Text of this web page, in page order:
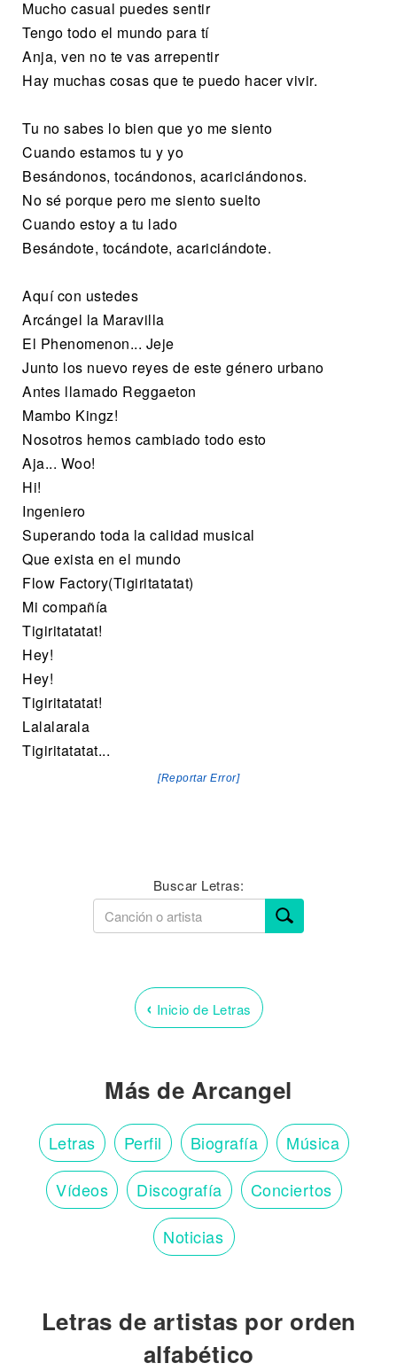
Mucho casual puedes sentir
Tengo todo el mundo para tí
Anja, ven no te vas arrepentir
Hay muchas cosas que te puedo hacer vivir.
Tu no sabes lo bien que yo me siento
Cuando estamos tu y yo
Besándonos, tocándonos, acariciándonos.
No sé porque pero me siento suelto
Cuando estoy a tu lado
Besándote, tocándote, acariciándote.
Aquí con ustedes
Arcángel la Maravilla
El Phenomenon... Jeje
Junto los nuevo reyes de este género urbano
Antes llamado Reggaeton
Mambo Kingz!
Nosotros hemos cambiado todo esto
Aja... Woo!
Hi!
Ingeniero
Superando toda la calidad musical
Que exista en el mundo
Flow Factory(Tigiritatatat)
Mi compañía
Tigiritatatat!
Hey!
Hey!
Tigiritatatat!
Lalalarala
Tigiritatatat...
[Reportar Error]
Buscar Letras:
‹ Inicio de Letras
Más de Arcangel
Letras Perfil Biografía Música
Vídeos Discografía Conciertos
Noticias
Letras de artistas por orden
alfabético